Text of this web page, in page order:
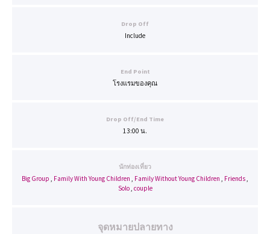
Drop Off
Include
End Point
โรงแรมของคุณ
Drop Off/End Time
13:00 น.
นักท่องเที่ยว
Big Group Family With Young Children Family Without Young Children Friends
Solo, couple
จุดหมายปลายทาง